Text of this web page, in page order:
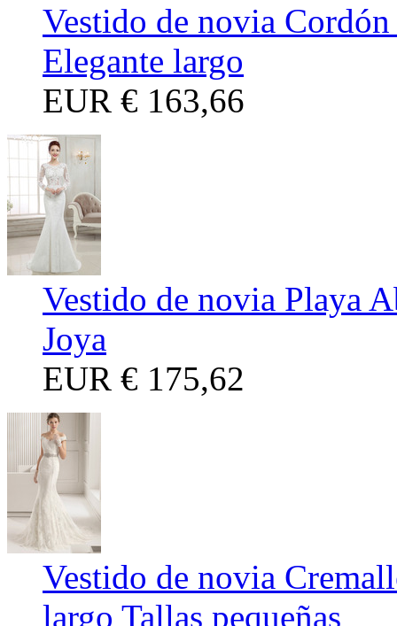
Vestido de novia
Elegante largo
EUR € 163,66
Vestido de novia Playa
Joya
EUR € 175,62
Vestido de novia
largo Tallas pequeñas